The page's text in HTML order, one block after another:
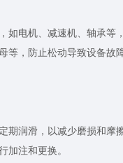
电机、减速机、轴承等，
，防止松动导致设备故障
润滑，以减少磨损和摩擦
注和更换。